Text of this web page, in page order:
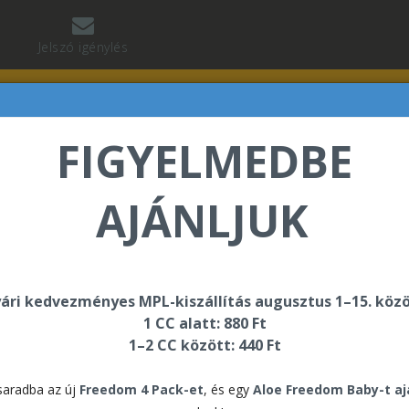
FIGYELMEDBE
AJÁNLJUK
kedvezményes MPL-kiszállítás augusztus 1–15.
1 CC alatt: 880 Ft
1–2 CC között: 440 Ft
az új Freedom 4 Pack-et, és egy Aloe Freedom Baby-t
Jelszó igénylés